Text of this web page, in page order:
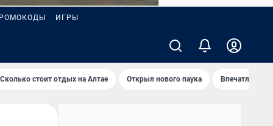
ИГРЫ
Сколько стоит отдых на Алтае Открыл нового паука Впечатления